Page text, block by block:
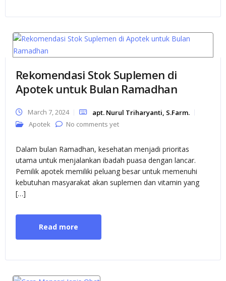
Rekomendasi Stok Suplemen di
Apotek untuk Bulan Ramadhan
March 7, 2024
apt. Nurul Triharyanti, S.Farm.
Apotek
No comments yet
Dalam bulan Ramadhan, kesehatan menjadi prioritas
utama untuk menjalankan ibadah puasa dengan lancar.
Pemilik apotek memiliki peluang besar untuk memenuhi
kebutuhan masyarakat akan suplemen dan vitamin yang
[…]
Read more